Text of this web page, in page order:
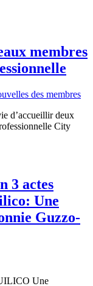
membres
des membres
d’accueillir deux
City
3 actes
Une
Guzzo-
Une